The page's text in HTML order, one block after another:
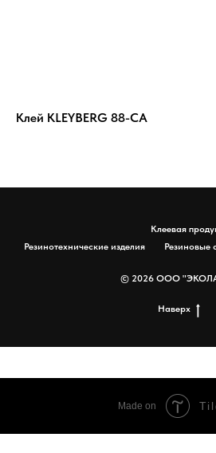
Клей KLEYBERG 88-CA
Клеевая
Резинотехнические изделия
Резиновые
© 2026 ООО
Наверх
Made on